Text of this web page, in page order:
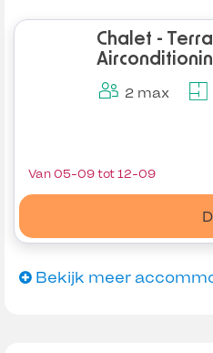
Chalet -
2 max
Van 05-09 tot 12-09
Bekijk meer